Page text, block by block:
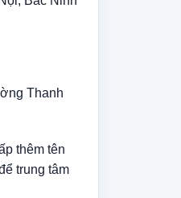
Thanh
thêm tên
trung tâm